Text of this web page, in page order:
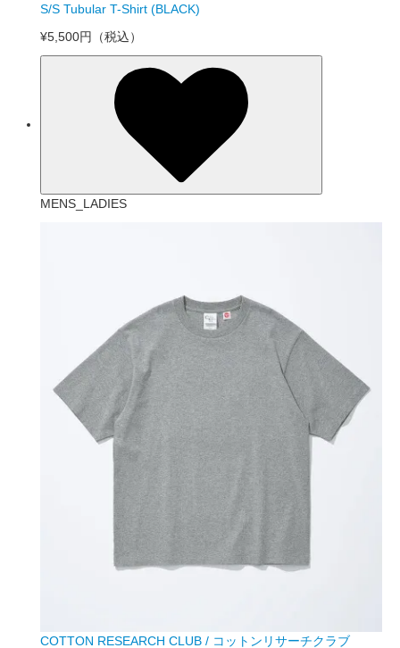
S/S Tubular T-Shirt (BLACK)
¥5,500円
（税込）
MENS_LADIES
COTTON RESEARCH CLUB / コットンリサーチクラブ